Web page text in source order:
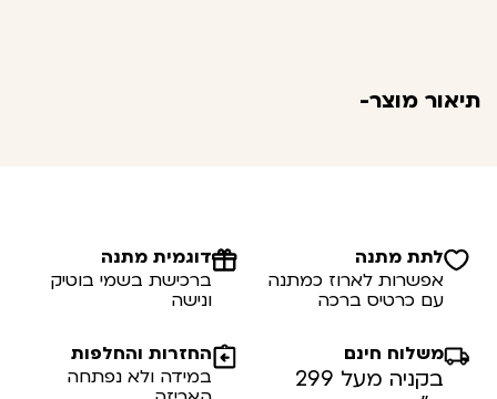
תיאור מוצר-
לתת מתנה
אפשרות לארוז כמתנה
עם כרטיס ברכה
דוגמית מתנה
ברכישת בשמי בוטיק
ונישה
משלוח חינם
בקניה מעל 299
החזרות והחלפות
במידה ולא נפתחה